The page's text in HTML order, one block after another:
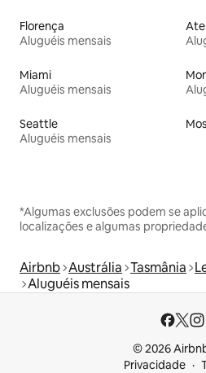
Florença
Aluguéis mensais
Miami
Aluguéis mensais
Seattle
Aluguéis mensais
*Algumas exclusões podem se
localizações e algumas
Airbnb Austrália Tasmânia
Aluguéis mensais
© 2026
Privacidade